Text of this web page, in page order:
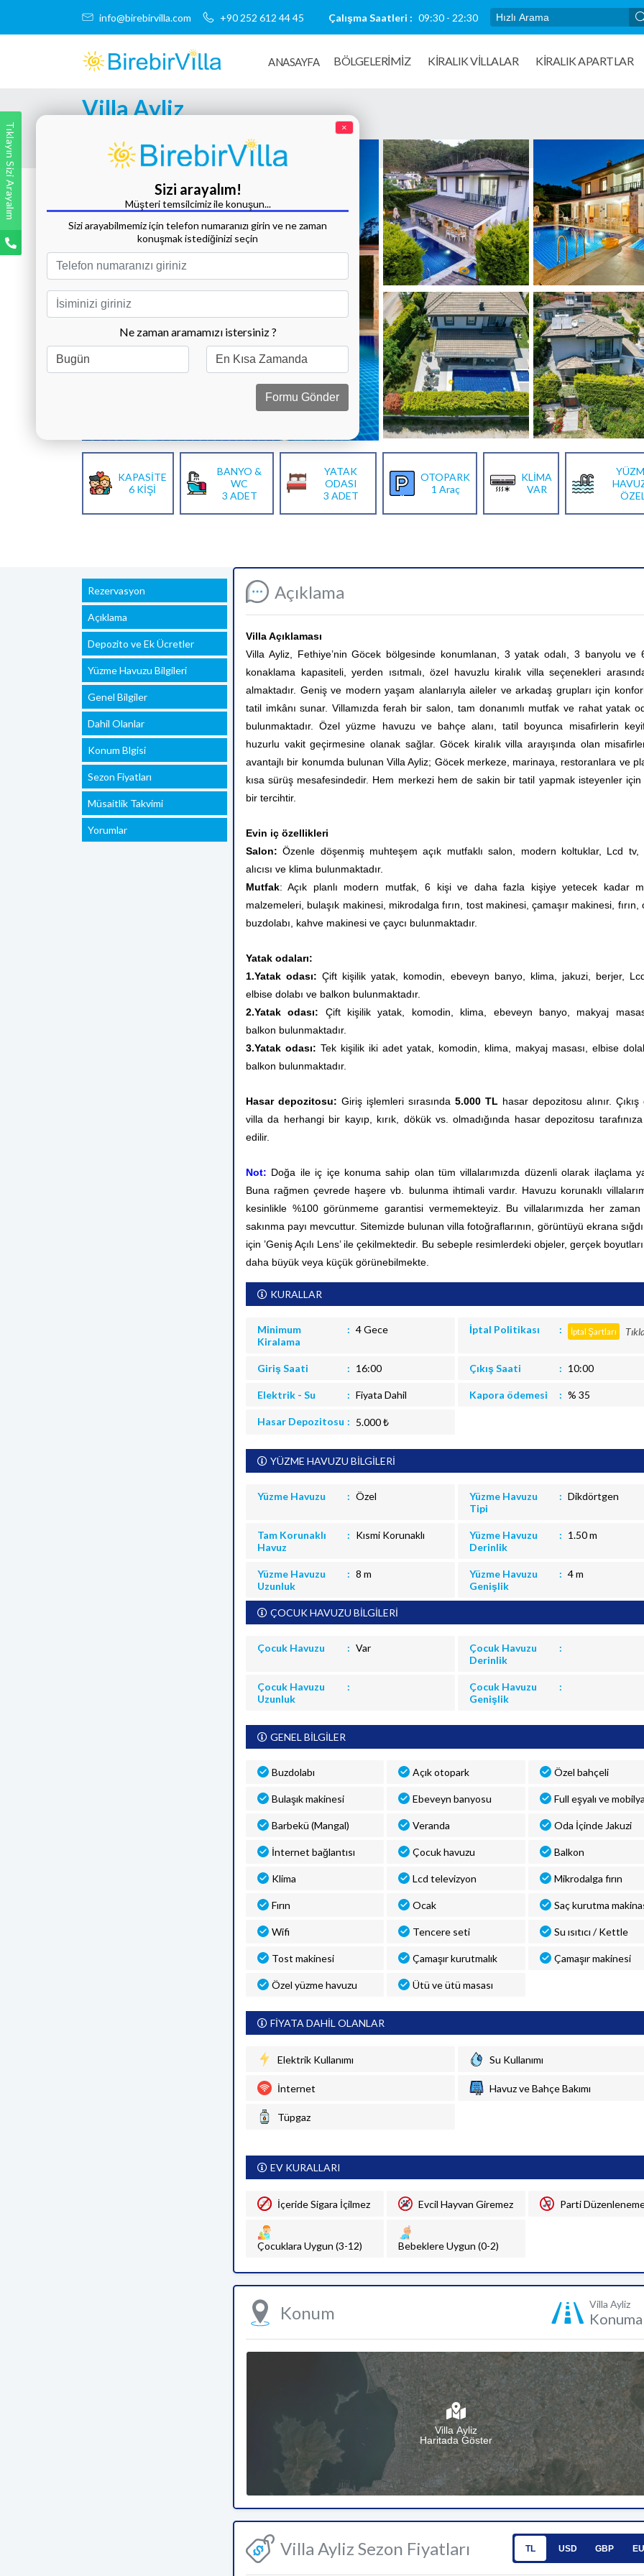
info@birebirvilla.com +90 252 612 44 45 Çalışma Saatleri : 09:30 - 22:30
ANASAYFA BÖLGELERİMİZ KIRALIK VILLALAR KİRALIK APARTLAR
Villa Ayliz
Tüm Fotoğrafları Göster
KAPASİTE
6 KİŞİ
BANYO &
WC
3 ADET
YATAK
ODASI
3 ADET
OTOPARK
1 Araç
KLİMA
VAR
Rezervasyon
Açıklama
Depozito ve Ek Ücretler
Yüzme Havuzu Bilgileri
Genel Bilgiler
Dahil Olanlar
Konum Blgisi
Sezon Fiyatları
Müsaitlik Takvimi
Yorumlar
Açıklama
Villa Açıklaması
Villa Ayliz, Fethiye’nin Göcek bölgesinde konumlanan, 3 yatak odalı, 3 banyolu ve
konaklama kapasiteli, yerden ısıtmalı, özel havuzlu kiralık villa seçenekleri
almaktadır. Geniş ve modern yaşam alanlarıyla aileler ve arkadaş grupları için
tatil imkânı sunar. Villamızda ferah bir salon, tam donanımlı mutfak ve rahat yatak
bulunmaktadır. Özel yüzme havuzu ve bahçe alanı, tatil boyunca misafirlerin
huzurlu vakit geçirmesine olanak sağlar. Göcek kiralık villa arayışında olan
avantajlı bir konumda bulunan Villa Ayliz; Göcek merkeze, marinaya, restoranlara ve
kısa sürüş mesafesindedir. Hem merkezi hem de sakin bir tatil yapmak isteyenler için
bir tercihtir.
Evin iç özellikleri
Salon: Özenle döşenmiş muhteşem açık mutfaklı salon, modern koltuklar, Lcd tv,
alıcısı ve klima bulunmaktadır.
Mutfak: Açık planlı modern mutfak, 6 kişi ve daha fazla kişiye yetecek kadar
malzemeleri, bulaşık makinesi, mikrodalga fırın, tost makinesi, çamaşır makinesi, fırın,
buzdolabı, kahve makinesi ve çaycı bulunmaktadır.
Yatak odaları:
1.Yatak odası:Çift kişilik yatak, komodin, ebeveyn banyo, klima, jakuzi, berjer,
elbise dolabı ve balkon bulunmaktadır.
2.Yatak odası: Çift kişilik yatak, komodin, klima, ebeveyn banyo, makyaj
balkon bulunmaktadır.
3.Yatak odası: Tek kişilik iki adet yatak , komodin, klima, makyaj masası, elbise
balkon bulunmaktadır.
Hasar depozitosu: Giriş işlemleri sırasında 5.000 TL hasar depozitosu alınır. Çıkış
villa da herhangi bir kayıp, kırık, dökük vs. olmadığında hasar depozitosu
edilir.
Not: Doğa ile iç içe konuma sahip olan tüm villalarımızda düzenli olarak ilaçlama
Buna rağmen çevrede haşere vb. bulunma ihtimali vardır. Havuzu korunaklı
kesinlikle %100 görünmeme garantisi vermemekteyiz. Bu villalarımızda her
sakınma payı mevcuttur. Sitemizde bulunan villa fotoğraflarının, görüntüyü ekrana
için ’Geniş Açılı Lens’ ile çekilmektedir. Bu sebeple resimlerdeki objeler, gerçek
daha büyük veya küçük görünebilmekte.
KURALLAR
Minimum
Kiralama
4 Gece İptal Politikası İptal Şartları
Giriş Saati 16:00 Çıkış Saati 10:00
Elektrik - Su Fiyata Dahil Kapora ödemesi % 35
Hasar Depozitosu 5.000 ₺
YÜZME HAVUZU BİLGİLERİ
Yüzme Havuzu Özel
Yüzme Havuzu
Tipi
Dikdörtgen
Tam Korunaklı
Havuz
Kısmi Korunaklı
Yüzme Havuzu
Derinlik
1.50 m
Yüzme Havuzu
Uzunluk
8 m
Yüzme Havuzu
Genişlik
4 m
ÇOCUK HAVUZU BİLGİLERİ
Çocuk Havuzu Var
Çocuk Havuzu
Derinlik
Çocuk Havuzu
Uzunluk
Çocuk Havuzu
Genişlik
GENEL BİLGİLER
Buzdolabı Açık otopark Özel bahçeli
Bulaşık makinesi Ebeveyn banyosu Full eşyalı ve
Barbekü (Mangal) Veranda Oda İçinde Jakuzi
İnternet bağlantısı Çocuk havuzu Balkon
Klima Lcd televizyon Mikrodalga fırın
Fırın Ocak Saç kurutma
Wifi Tencere seti Su ısıtıcı / Kettle
Tost makinesi Çamaşır kurutmalık Çamaşır makinesi
Özel yüzme havuzu Ütü ve ütü masası
FİYATA DAHİL OLANLAR
Elektrik Kullanımı Su Kullanımı
İnternet Havuz ve Bahçe Bakımı
Tüpgaz
EV KURALLARI
İçeride Sigara İçilmez Evcil Hayvan Giremez Parti
Çocuklara Uygun (3-12) Bebeklere Uygun (0-2)
Konum Villa Ayliz
Villa Ayliz
Haritada Göster
Villa Ayliz Sezon Fiyatları TL USD GBP
Tıklayın Sizi Arayalım ×
Sizi arayalım!
Müşteri temsilcimiz ile konuşun...
Sizi arayabilmemiz için telefon numaranızı girin ve ne zaman
konuşmak istediğinizi seçin
Ne zaman aramamızı istersiniz ?
Formu Gönder